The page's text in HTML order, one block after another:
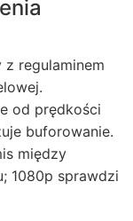
regulaminem
od prędkości
buforowanie.
między
1080p sprawdzi